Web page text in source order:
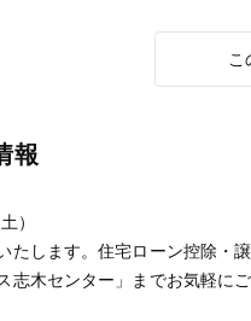
こ
報
）
たします。住宅ローン控除・
志木センター」までお気軽